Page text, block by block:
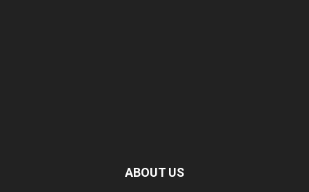
ABOUT US